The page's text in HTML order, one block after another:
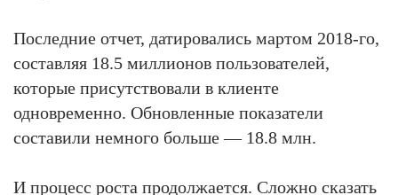
Последние отчет, датировались мартом 2018-го,
составляя 18.5 миллионов пользователей,
которые присутствовали в клиенте
одновременно. Обновленные показатели
составили немного больше — 18.8 млн.
И процесс роста продолжается. Сложно сказать